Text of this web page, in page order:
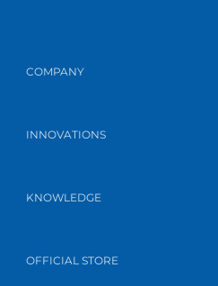
COMPANY
INNOVATIONS
KNOWLEDGE
OFFICIAL STORE